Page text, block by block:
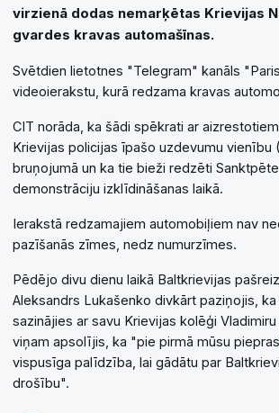
virzienā dodas nemarķētas Krievijas
gvardes kravas automašīnas.
Svētdien lietotnes "Telegram" kanāls
videoierakstu, kurā redzama kravas
CIT norāda, ka šādi spēkrati ar
Krievijas policijas īpašo uzdevumu vienību
bruņojumā un ka tie bieži redzēti
demonstrāciju izklīdināšanas laikā.
Ierakstā redzamajiem automobiļiem nav
pazīšanās zīmes, nedz numurzīmes.
Pēdējo divu dienu laikā Baltkrievijas
Aleksandrs Lukašenko divkārt paziņojis,
sazinājies ar savu Krievijas kolēģi Vladimiru
viņam apsolījis, ka "pie pirmā mūsu
vispusīga palīdzība, lai gādātu par
drošību".